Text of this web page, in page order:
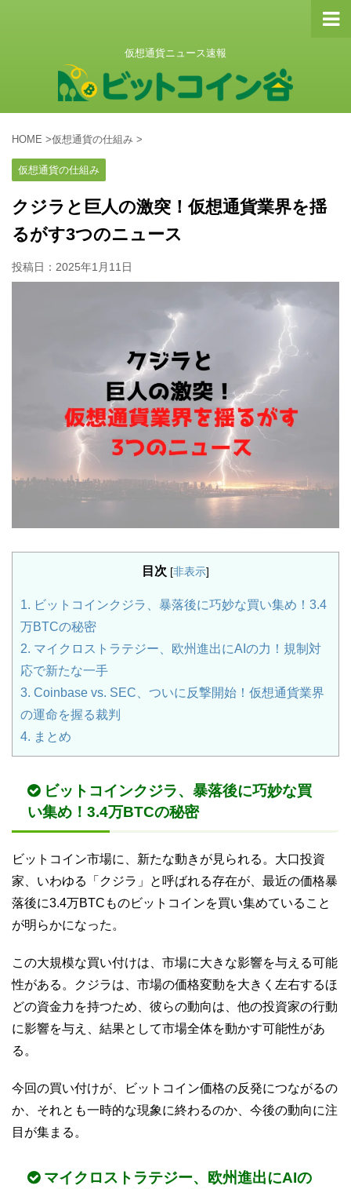
仮想通貨ニュース速報
HOME >仮想通貨の仕組み >
仮想通貨の仕組み
クジラと巨人の激突！仮想通貨業界を揺
るがす3つのニュース
投稿日： 2025年1月11日
目次 [非表示]
1. ビットコインクジラ、暴落後に巧妙な買い集め！3.4
万BTCの秘密
2. マイクロストラテジー、欧州進出にAIの力！規制対
応で新たな一手
3. Coinbase vs. SEC、ついに反撃開始！仮想通貨業界
の運命を握る裁判
4. まとめ
ビットコインクジラ、暴落後に巧妙な買
い集め！3.4万BTCの秘密
ビットコイン市場に、新たな動きが見られる。大口投資
家、いわゆる「クジラ」と呼ばれる存在が、最近の価格暴
落後に3.4万BTCものビットコインを買い集めていること
が明らかになった。
この大規模な買い付けは、市場に大きな影響を与える可能
性がある。クジラは、市場の価格変動を大きく左右するほ
どの資金力を持つため、彼らの動向は、他の投資家の行動
に影響を与え、結果として市場全体を動かす可能性があ
る。
今回の買い付けが、ビットコイン価格の反発につながるの
か、それとも一時的な現象に終わるのか、今後の動向に注
目が集まる。
マイクロストラテジー、欧州進出にAIの